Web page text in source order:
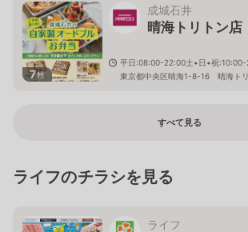
7枚
成城石井
晴海トリトン店
平日:08:00-22:00土•日•祝
東京都中央区晴海1-8-16 晴海ト
すべて見る
ライフのチラシを見る
ライフ